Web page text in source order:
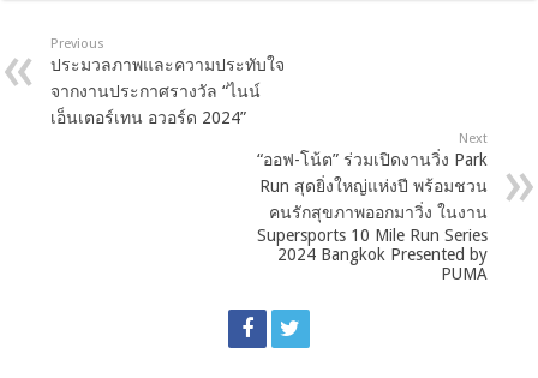
Previous
ประมวลภาพและความประทับใจ
จากงานประกาศรางวัล “ไนน์
เอ็นเตอร์เทน อวอร์ด 2024”
Next
“ออฟ-โน้ต” ร่วมเปิดงานวิ่ง Park
Run สุดยิ่งใหญ่แห่งปี พร้อมชวน
คนรักสุขภาพออกมาวิ่ง ในงาน
Supersports 10 Mile Run Series
2024 Bangkok Presented by
PUMA